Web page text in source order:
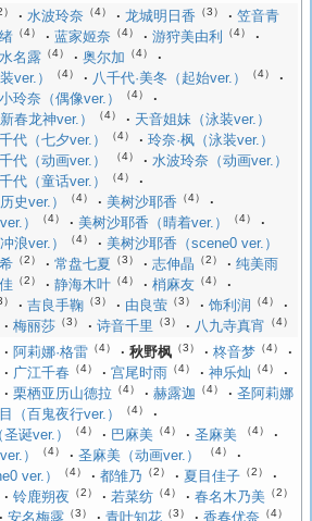
） 水波玲奈 （4） 龙城明日香 （3） 笠音青
（4） 蓝家姬奈 （4） 游狩美由利 （4）
水名露 （4） 奥尔加 （4）
ver.） （4） 八千代·美冬（起始ver.） （4）
小玲奈（偶像ver.） （4）
春龙神ver.） （4） 天音姐妹（泳装ver.）
代（七夕ver.） （4） 玲奈·枫（泳装ver.）
代（动画ver.） （4） 水波玲奈（动画ver.）
代（童话ver.） （4）
史ver.） （4） 美树沙耶香 （4）
） （4） 美树沙耶香（晴着ver.） （4）
浪ver.） （4） 美树沙耶香（scene0 ver.）
（2） 常盘七夏 （3） 志伸晶 （2） 纯美雨
（2） 静海木叶 （4） 梢麻友 （4）
） 吉良手鞠 （3） 由良萤 （3） 饰利润 （4）
梅丽莎 （3） 诗音千里 （3） 八九寺真宵 （4）
阿莉娜·格雷 （4） 秋野枫 （3） 柊音梦 （4）
广江千春 （4） 宫尾时雨 （4） 神乐灿 （4）
栗栖亚历山德拉 （4） 赫露迦 （4） 圣阿莉娜
（百鬼夜行ver.） （4）
诞ver.） （4） 巴麻美 （4） 圣麻美 （4）
） （4） 圣麻美（动画ver.） （4）
ver.） （4） 都雏乃 （2） 夏目佳子 （2）
铃鹿朔夜 （2） 若菜纺 （4） 春名木乃美 （2）
安名梅露 （3） 青叶知花 （3） 香春优奈 （4）